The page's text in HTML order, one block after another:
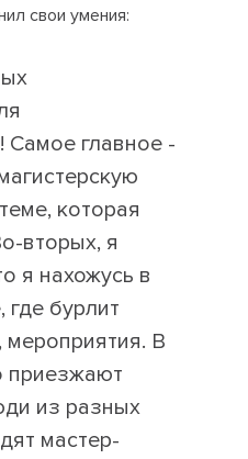
свои умения:
Самое главное -
которая
вторых, я
я нахожусь в
бурлит
мероприятия. В
приезжают
из разных
мастер-